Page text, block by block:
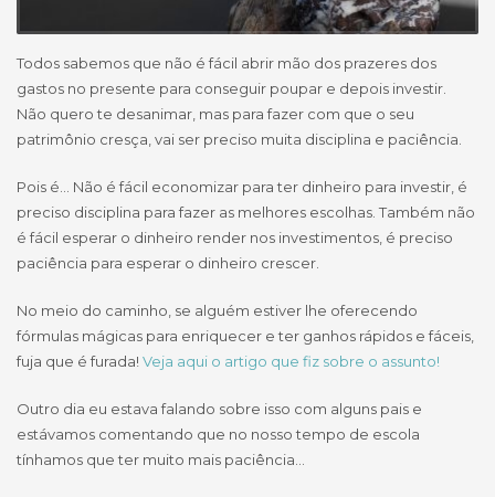
Todos sabemos que não é fácil abrir mão dos prazeres dos
gastos no presente para conseguir poupar e depois investir.
Não quero te desanimar, mas para fazer com que o seu
patrimônio cresça, vai ser preciso muita disciplina e paciência.
Pois é… Não é fácil economizar para ter dinheiro para investir, é
preciso disciplina para fazer as melhores escolhas. Também não
é fácil esperar o dinheiro render nos investimentos, é preciso
paciência para esperar o dinheiro crescer.
No meio do caminho, se alguém estiver lhe oferecendo
fórmulas mágicas para enriquecer e ter ganhos rápidos e fáceis,
fuja que é furada!Veja aqui o artigo que fiz sobre o assunto!
Outro dia eu estava falando sobre isso com alguns pais e
estávamos comentando que no nosso tempo de escola
tínhamos que ter muito mais paciência…